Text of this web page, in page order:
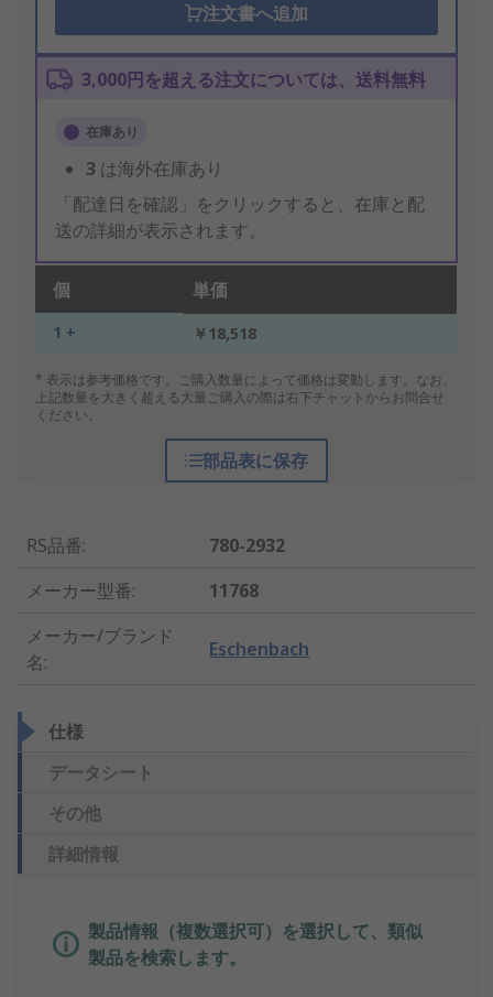
注文書へ追加
3,000円を超える注文については、送料無料
在庫あり
3 は海外在庫あり
「配達日を確認」をクリックすると、在庫と配
送の詳細が表示されます。
個 単価
1 + ￥18,518
* 表示は参考価格です。ご購入数量によって価格は変動します。なお、
上記数量を大きく超える大量ご購入の際は右下チャットからお問合せ
ください。
部品表に保存
RS品番:
780-2932
メーカー型番:
11768
メーカー/ブランド
名:
Eschenbach
仕様
データシート
その他
詳細情報
製品情報（複数選択可）を選択して、類似
製品を検索します。